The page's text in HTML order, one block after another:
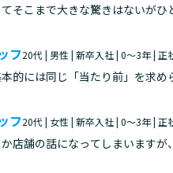
そこまで大きな驚きはないが
フ20代 | 男性 | 新卒入社 | 0～3年 | 正
的には同じ「当たり前」を求
フ20代 | 女性 | 新卒入社 | 0～3年 | 正
店舗の話になってしまいます